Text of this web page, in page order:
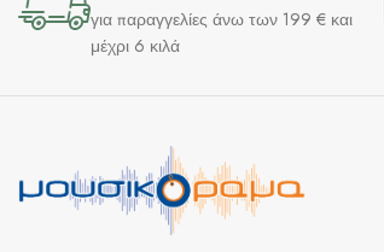
για παραγγελίες άνω των 199 € και
μέχρι 6 κιλά